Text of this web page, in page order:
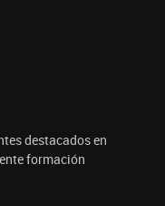
destacados en
formación